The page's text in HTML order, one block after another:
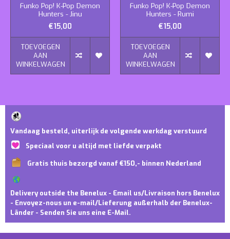
Funko Pop! K-Pop Demon
Hunters - Jinu
€15,00
TOEVOEGEN
AAN
WINKELWAGEN
Funko Pop! K-Pop Demon
Hunters - Rumi
€15,00
TOEVOEGEN
AAN
WINKELWAGEN
Vandaag besteld, uiterlijk de volgende werkdag verstuurd
Speciaal voor u altijd met liefde verpakt
Gratis thuis bezorgd vanaf €150,- binnen Nederland
Delivery outside the Benelux - Email us/Livraison hors Benelux
- Envoyez-nous un e-mail/Lieferung außerhalb der Benelux-
Länder - Senden Sie uns eine E-Mail.